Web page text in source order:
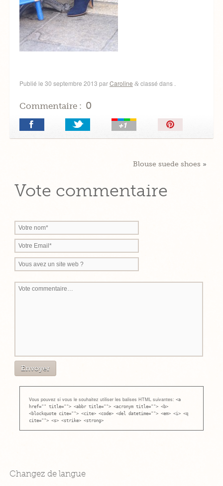
Publié le 30 septembre 2013 parCaroline &classé dans .
Commentaire : 0
Épingler!
Blouse suede shoes »
Vote commentaire
Vous pouvez si vous le souhaitez utiliser les balises HTML suivantes: <a
href="" title=""> <abbr title=""> <acronym title=""> <b>
<blockquote cite=""> <cite> <code> <del datetime=""> <em> <i> <q
cite=""> <s> <strike> <strong>
Changez de langue